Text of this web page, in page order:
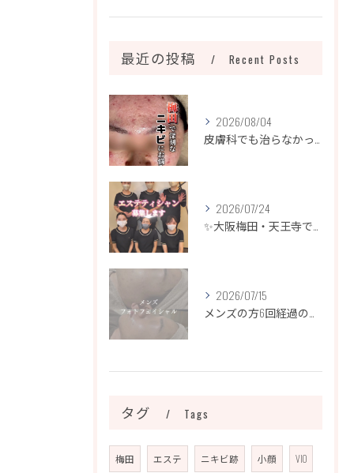
最近の投稿 Recent Posts
2026/08/04
皮膚科でも治らなかったニキビ、諦めるのはまだ早いです！
2026/07/24
✨大阪梅田・天王寺でエステティシャン募集✨
2026/07/15
メンズの方6回経過のお写真になります📷✨
タグ Tags
梅田 エステ ニキビ跡 小顔 VIO